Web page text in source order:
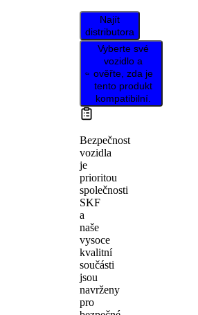
Najít
distributora
Vyberte své
vozidlo a
ověřte, zda je
tento produkt
kompatibilní.
Bezpečnost
vozidla
je
prioritou
společnosti
SKF
a
naše
vysoce
kvalitní
součásti
jsou
navrženy
pro